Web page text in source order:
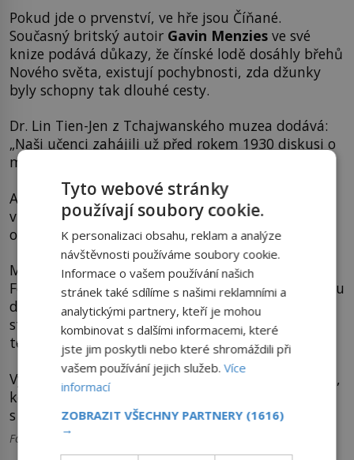
Pokud jde o prvenství, ve hře jsou Číňané.
Současný britský autoir Gavin Menzies ve své
knize podává důkazy, že čínské lodě dosáhly břehů
Nového světa, existují pochybnosti, zda džunky
byly schopny tak dlouhé cesty.
Dr. Lin Tien-Jen z Tchajwanského muzea dodává:
„Naši učenci zahájili už před rokem 1930 diskusi o
možnosti, že Číňané učinili historický objev.
Ale kdy to mohlo být a kdo tak učinil, na tom se
vůbec nemohou shodnout.“ Vždyť by museli
obeplout celý svět, což tehdy nebyla maličkost!
Mnohem úspěšnější nejspíše byli Vikingové a
Féničané, schopní námořníci, kteří ke svému startu
do vln Atlantiku měli mnohem výhodnější
strategickou pozici. A pro Polynésany to bylo
téměř za rohem.
Výzkumy moderní vědy dokonce posouvají hranici,
kdy se obyvatelé Starého světa mohli setkat
s Novým světem ještě mnohem dál do minulosti.
Foto: wikipedie.org
Tyto webové stránky
používají soubory cookie.
K personalizaci obsahu, reklam a analýze
návštěvnosti používáme soubory cookie.
Informace o vašem používání našich
stránek také sdílíme s našimi reklamními a
analytickými partnery, kteří je mohou
kombinovat s dalšími informacemi, které
jste jim poskytli nebo které shromáždili při
vašem používání jejich služeb.Více
informací
ZOBRAZIT VŠECHNY PARTNERY (1616)
→